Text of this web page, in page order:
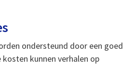
ondersteund door een goed
kunnen verhalen op